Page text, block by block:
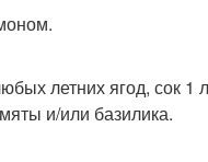
летних ягод, сок 1
и/или базилика.